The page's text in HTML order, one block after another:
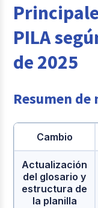
PILA
de 2025
Resumen
Cambio
Actualización
del glosario y
estructura de
la planilla